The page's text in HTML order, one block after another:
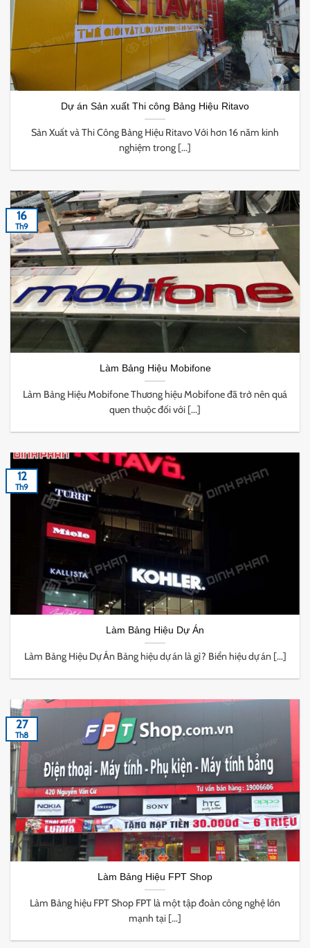
Dự án Sản xuất Thi công Bảng Hiệu Ritavo
Sản Xuất và Thi Công Bảng Hiệu Ritavo Với hơn 16 năm kinh
nghiệm trong [...]
Làm Bảng Hiệu Mobifone
Làm Bảng Hiệu Mobifone Thương hiệu Mobifone đã trở nên quá
quen thuộc đối với [...]
16
Th9
Làm Bảng Hiệu Dự Án
Làm Bảng Hiệu Dự Án Bảng hiệu dự án là gì? Biển hiệu dự án [...]
12
Th9
Làm Bảng Hiệu FPT Shop
Làm Bảng hiệu FPT Shop FPT là một tập đoàn công nghệ lớn
mạnh tại [...]
27
Th8